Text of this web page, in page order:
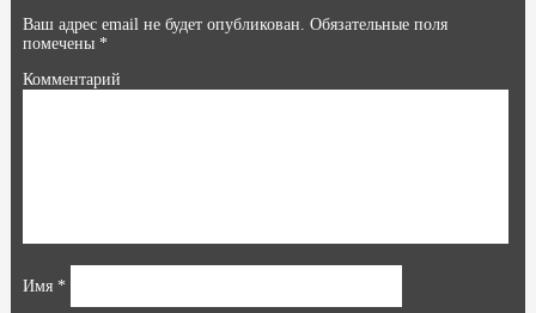
Ваш адрес email не будет опубликован. Обязательные поля
помечены *
Комментарий
Имя *